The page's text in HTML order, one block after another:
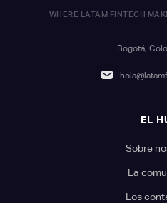
WHERE LATAM FINTECH
Bogotá,
EL
Sobre
La
Los